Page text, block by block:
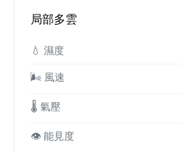
局部多雲
💧 濕度
🌬️ 風速
🌡️ 氣壓
👁️ 能見度